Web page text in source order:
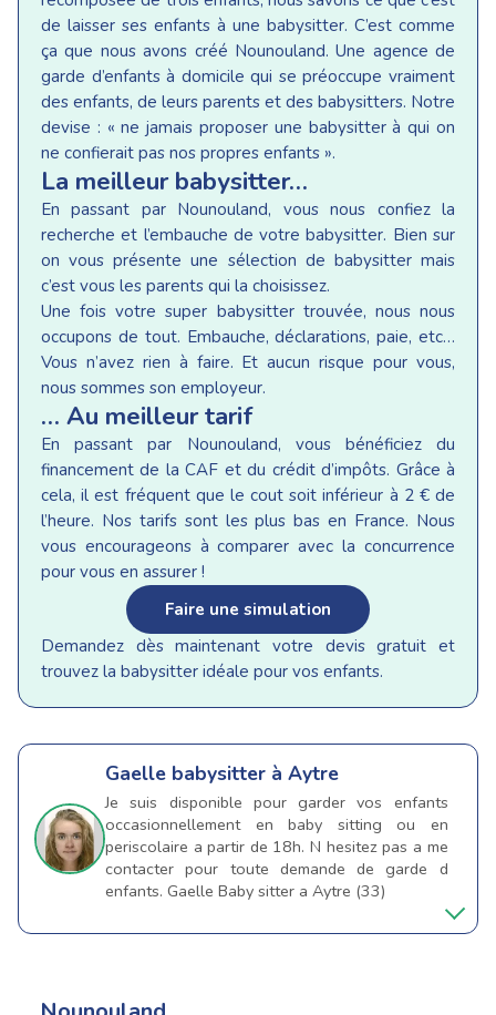
de laisser ses enfants à une babysitter. C’est comme
ça que nous avons créé Nounouland. Une agence de
garde d’enfants à domicile qui se préoccupe vraiment
des enfants, de leurs parents et des babysitters. Notre
devise : « ne jamais proposer une babysitter à qui on
ne confierait pas nos propres enfants ».
La meilleur babysitter…
En passant par Nounouland, vous nous confiez la
recherche et l’embauche de votre babysitter. Bien sur
on vous présente une sélection de babysitter mais
c’est vous les parents qui la choisissez.
Une fois votre super babysitter trouvée, nous nous
occupons de tout. Embauche, déclarations, paie, etc…
Vous n’avez rien à faire. Et aucun risque pour vous,
nous sommes son employeur.
… Au meilleur tarif
En passant par Nounouland, vous bénéficiez du
financement de la CAF et du crédit d’impôts. Grâce à
cela, il est fréquent que le cout soit inférieur à 2 € de
l’heure. Nos tarifs sont les plus bas en France. Nous
vous encourageons à comparer avec la concurrence
pour vous en assurer !
Faire une simulation
Demandez dès maintenant votre devis gratuit et
trouvez la babysitter idéale pour vos enfants.
Gaelle babysitter à Aytre
Je suis disponible pour garder vos enfants
occasionnellement en baby sitting ou en
periscolaire a partir de 18h. N hesitez pas a me
contacter pour toute demande de garde d
enfants. Gaelle Baby sitter a Aytre (33)